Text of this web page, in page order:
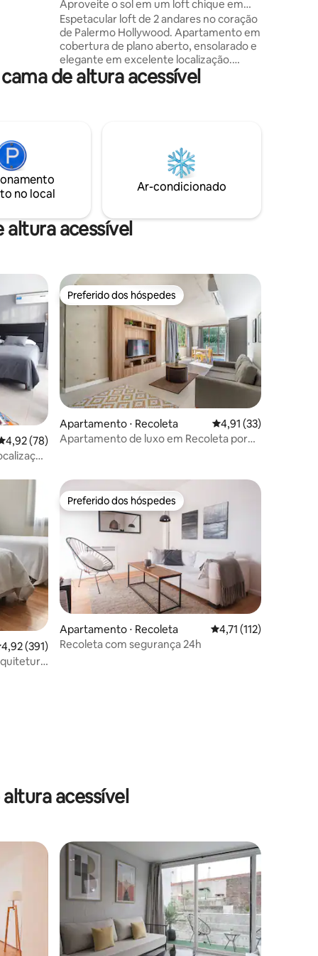
A
da
o
em
2 km do
Aproveite o sol em um loft chique em
Palermo Hollywood
Espetacular loft de 2 andares no coração
de Palermo Hollywood. Apartamento em
cobertura de plano aberto, ensolarado e
elegante em excelente localização.
Varanda enorme com vistas
maravilhosas da cidade a partir do 6º
ondas, torradeira, cafeteira e chaleira
elétrica. A varanda é perfeita para
desfrutar do pôr do sol de Buenos Aires.
Segundo andar: quarto com cama queen
de altura acessível
no local
Ar-condicionado
acessível
de uma avaliação média de 5, 78 avaliações
4,92 (78)
Preferido dos hóspedes
Preferido dos hóspedes
Apartamento ⋅ Recoleta 4,91 de uma
4,91 (33)
Apartamento de luxo em Recoleta por
de uma avaliação média de 5, 391 avaliações
4,92 (391)
Preferido dos hóspedes
Preferido dos hóspedes
Apartamento ⋅ Recoleta 4,71 de uma
4,71 (112)
Recoleta com segurança 24h
acessível